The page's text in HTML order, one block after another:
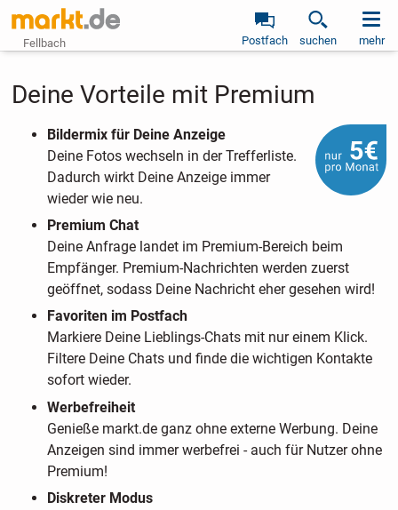
Fellbach Postfach suchen mehr
Deine Vorteile mit Premium
Bildermix für Deine Anzeige
Deine Fotos wechseln in der Trefferliste.
Dadurch wirkt Deine Anzeige immer
wieder wie neu.
Premium Chat
Deine Anfrage landet im Premium-Bereich beim
Empfänger. Premium-Nachrichten werden zuerst
geöffnet, sodass Deine Nachricht eher gesehen wird!
Favoriten im Postfach
Markiere Deine Lieblings-Chats mit nur einem Klick.
Filtere Deine Chats und finde die wichtigen Kontakte
sofort wieder.
Werbefreiheit
Genieße markt.de ganz ohne externe Werbung. Deine
Anzeigen sind immer werbefrei - auch für Nutzer ohne
Premium!
Diskreter Modus